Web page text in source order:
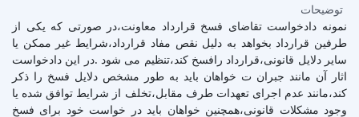
توضیحات
نمونه دادخواست تقاضای فسخ قرارداد معاونت،در صورتی که یکی از
طرفین قرارداد بخواهد به دلیل نقص مفاد قرارداد،شرایط غیر ممکن یا
سایر دلایل قانونی،قرارداد رافسخ کند،تنظیم می شود .در این دادخواست
اثار آن مانند جبران ت خواهان باید به طور مشخص دلایل فسخ را ذکر
کند،مانند عدم اجرای تعهدات طرف مقابل،تخلف از شرایط توافق شده یا
وجود مشکلات قانونی،همچنین خواهان باید در خواست خود برای فسخ